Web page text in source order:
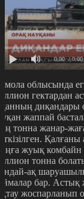
0:00 / 0:00
облысында
гектардан
диқандары
жаппай
тонна жанар-
жуық
тонна
ақ
бар. Астық
жоспарланып